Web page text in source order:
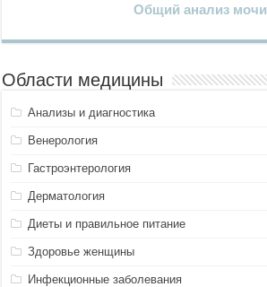
Общий анализ мочи
Области медицины
Анализы и диагностика
Венерология
Гастроэнтерология
Дерматология
Диеты и правильное питание
Здоровье женщины
Инфекционные заболевания